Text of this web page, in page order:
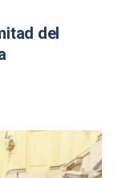
del